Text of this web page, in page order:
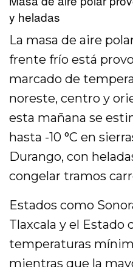
y heladas
La masa de aire
frente frío está
marcado de
noreste, centro y
esta mañana se
hasta -10 °C en
Durango, con
congelar tramos
Estados como
Tlaxcala y el Estado
temperaturas
mientras que la